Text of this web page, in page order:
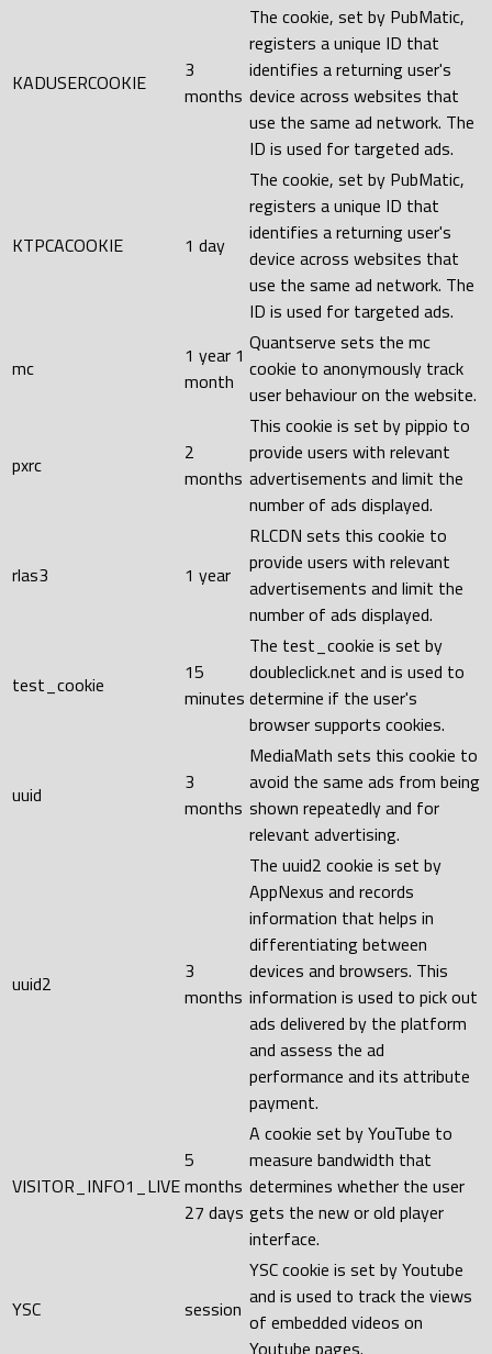
KADUSERCOOKIE
3
months
The cookie, set by PubMatic,
registers a unique ID that
identifies a returning user's
device across websites that
use the same ad network. The
ID is used for targeted ads.
KTPCACOOKIE 1 day
The cookie, set by PubMatic,
registers a unique ID that
identifies a returning user's
device across websites that
use the same ad network. The
ID is used for targeted ads.
mc
1 year 1
month
Quantserve sets the mc
cookie to anonymously track
user behaviour on the website.
pxrc
2
months
This cookie is set by pippio to
provide users with relevant
advertisements and limit the
number of ads displayed.
rlas3 1 year
RLCDN sets this cookie to
provide users with relevant
advertisements and limit the
number of ads displayed.
test_cookie
15
minutes
The test_cookie is set by
doubleclick.net and is used to
determine if the user's
browser supports cookies.
uuid
3
months
MediaMath sets this cookie to
avoid the same ads from being
shown repeatedly and for
relevant advertising.
uuid2
3
months
The uuid2 cookie is set by
AppNexus and records
information that helps in
differentiating between
devices and browsers. This
information is used to pick out
ads delivered by the platform
and assess the ad
performance and its attribute
payment.
VISITOR_INFO1_LIVE
5
months
27 days
A cookie set by YouTube to
measure bandwidth that
determines whether the user
gets the new or old player
interface.
YSC session
YSC cookie is set by Youtube
and is used to track the views
of embedded videos on
Youtube pages.